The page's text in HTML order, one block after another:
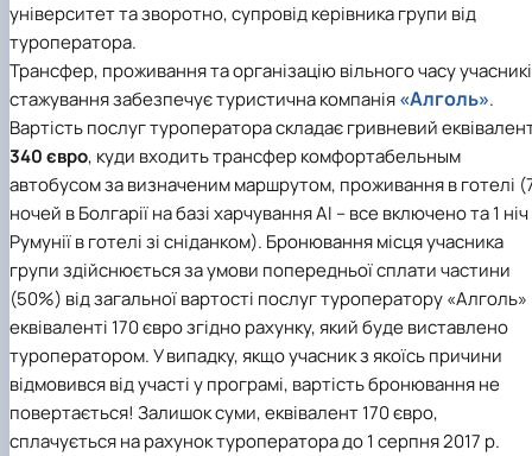
університет та зворотно, супровід керівника групи від
туроператора.
Трансфер, проживання та організацію вільного часу
стажування забезпечує туристична компанія«Алголь».
Вартість послуг туроператора складає гривневий
340 євро, куди входить трансфер комфортабельным
автобусом за визначеним маршрутом, проживання в готелі
ночей в Болгарії на базі харчування АІ – все включено та 1 ніч
Румунії в готелі зі сніданком). Бронювання місця учасника
групи здійснюється за умови попередньої сплати частини
(50%) від загальної вартості послуг туроператору «Алголь»
еквіваленті 170 євро згідно рахунку, який буде виставлено
туроператором. У випадку, якщо учасник з якоїсь причини
відмовився від участі у програмі, вартість бронювання не
повертається! Залишок суми, еквівалент 170 євро,
сплачується на рахунок туроператора до 1 серпня 2017 р.